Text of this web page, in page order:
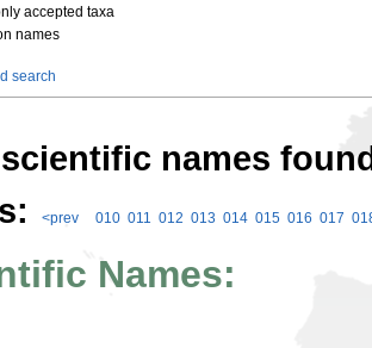
accepted taxa
names
search
scientific names
<prev 010 011 012 013 014 015 016 017
Names: